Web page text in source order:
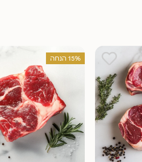
15% הנחה